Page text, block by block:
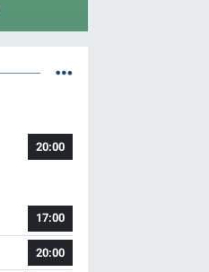
20:00
17:00
20:00